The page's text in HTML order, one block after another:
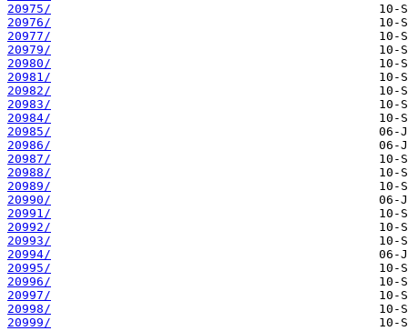
20975/
20976/
20977/
20979/
20980/
20981/
20982/
20983/
20984/
20985/
20986/
20987/
20988/
20989/
20990/
20991/
20992/
20993/
20994/
20995/
20996/
20997/
20998/
20999/